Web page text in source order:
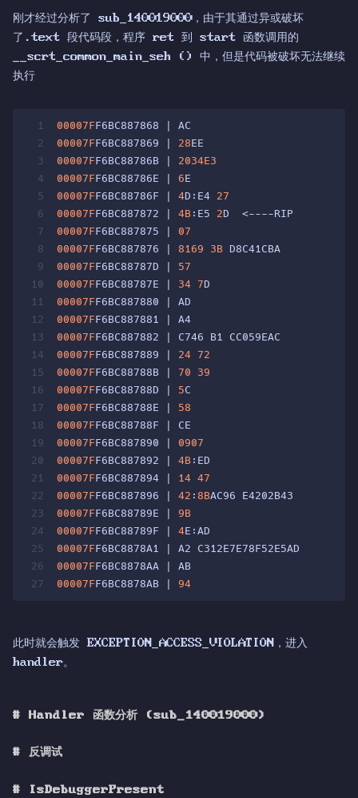
刚才经过分析了 sub_140019000，由于其通过异或破坏
了.text 段代码段，程序 ret 到 start 函数调用的
__scrt_common_main_seh () 中，但是代码被破坏无法继续
执行
1
2
3
4
5
6
7
8
9
10
11
12
13
14
15
16
17
18
19
20
21
22
23
24
25
26
27
00007FF6BC887868 | AC
00007FF6BC887869 | 28EE                     |
00007FF6BC88786B | 2034E3
00007FF6BC88786E | 6E                       |
00007FF6BC88786F | 4D:E4 27
00007FF6BC887872 | 4B :E5 2D  <----RIP       |
00007FF6BC887875 | 07
00007FF6BC887876 | 8169 3B D8C41CBA         |
00007FF6BC88787D | 57
00007FF6BC88787E | 34 7D                    |
00007FF6BC887880 | AD
00007FF6BC887881 | A4
00007FF6BC887882 | C746 B1 CC059EAC
00007FF6BC887889 | 24 72
00007FF6BC88788B | 70 39
00007FF6BC88788D | 5C                       |
00007FF6BC88788E | 58
00007FF6BC88788F | CE
00007FF6BC887890 | 0907
00007FF6BC887892 | 4B :ED                    |
00007FF6BC887894 | 14 47
00007FF6BC887896 | 42 : 8BAC96 E4202B43       |
00007FF6BC88789E | 9B
00007FF6BC88789F | 4E:AD
00007FF6BC8878A1 | A2 C312E7E78F52E5AD
00007FF6BC8878AA | AB
00007FF6BC8878AB | 94
此时就会触发 EXCEPTION_ACCESS_VIOLATION，进入
handler。
# Handler 函数分析 (sub_140019000)
# 反调试
# IsDebuggerPresent